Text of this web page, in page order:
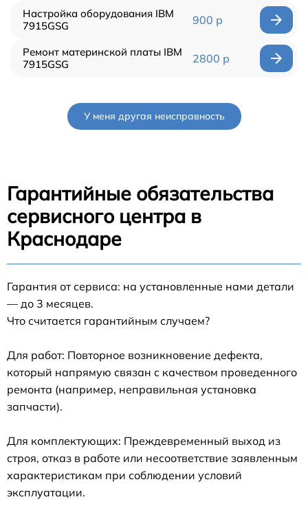
Настройка оборудования IBM
7915GSG
900 р
Ремонт материнской платы IBM
7915GSG
2800 р
У меня другая неисправность
Гарантийные обязательства
сервисного центра в
Краснодаре
Гарантия от сервиса: на установленные нами детали
— до 3 месяцев.
Что считается гарантийным случаем?
Для работ: Повторное возникновение дефекта,
который напрямую связан с качеством проведенного
ремонта (например, неправильная установка
запчасти).
Для комплектующих: Преждевременный выход из
строя, отказ в работе или несоответствие заявленным
характеристикам при соблюдении условий
эксплуатации.